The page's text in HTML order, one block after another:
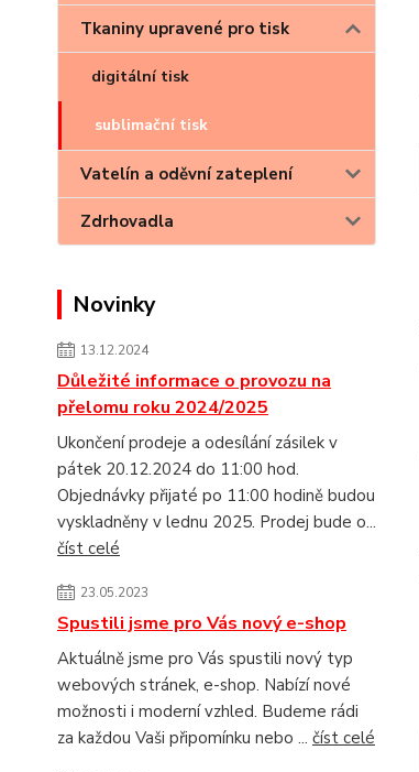
Tkaniny upravené pro tisk
digitální tisk
sublimační tisk
Vatelín a oděvní zateplení
Zdrhovadla
Novinky
13.12.2024
Důležité informace o provozu na
přelomu roku 2024/2025
Ukončení prodeje a odesílání zásilek v
pátek 20.12.2024 do 11:00 hod.
Objednávky přijaté po 11:00 hodině budou
vyskladněny v lednu 2025. Prodej bude o...
číst celé
23.05.2023
Spustili jsme pro Vás nový e-shop
Aktuálně jsme pro Vás spustili nový typ
webových stránek, e-shop. Nabízí nové
možnosti i moderní vzhled. Budeme rádi
za každou Vaši připomínku nebo ... číst celé